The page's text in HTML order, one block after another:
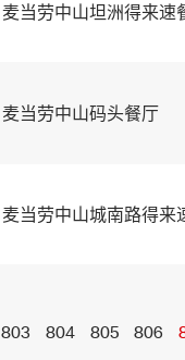
麦当劳中山坦洲得来速
麦当劳中山码头餐厅
麦当劳中山城南路得来
803 804 805 806